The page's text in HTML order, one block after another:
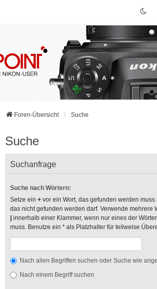
Foren-Übersicht Suche
Suche
Suchanfrage
Suche nach Wörtern:
Setze ein + vor ein Wort, das gefunden werden muss
das nicht gefunden werden darf. Verwende mehrere
innerhalb einer Klammer, wenn nur eines der
muss. Benutze ein * als Platzhalter für teilweise
Nach allen Begriffen suchen oder Suche wie
Nach einem Begriff suchen